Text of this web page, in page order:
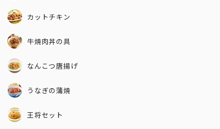
カットチキン
牛焼肉丼の具
なんこつ唐揚げ
うなぎの蒲焼
王将セット